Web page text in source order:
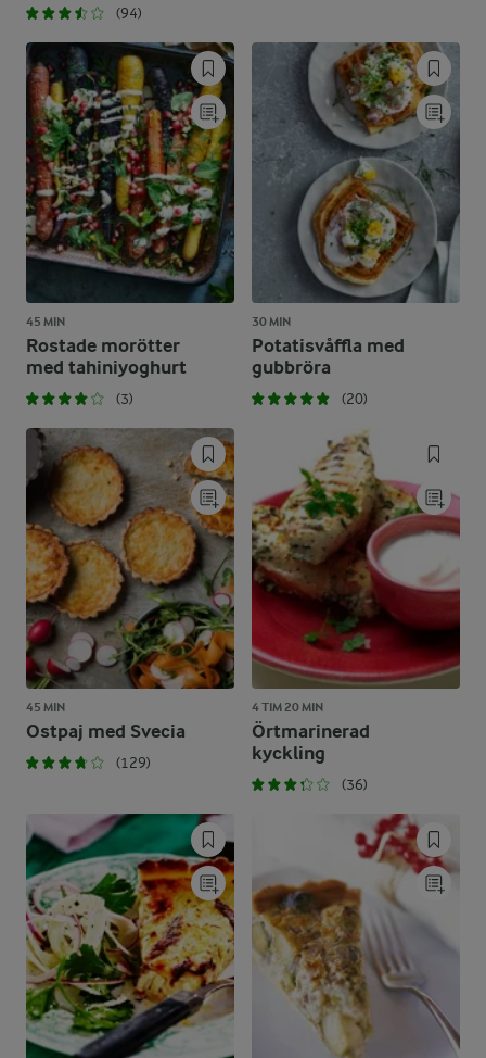
(94)
45 MIN
Rostade morötter
med tahiniyoghurt
(3)
30 MIN
Potatisvåffla med
gubbröra
(20)
45 MIN
Ostpaj med Svecia
(129)
4 TIM 20 MIN
Örtmarinerad
kyckling
(36)